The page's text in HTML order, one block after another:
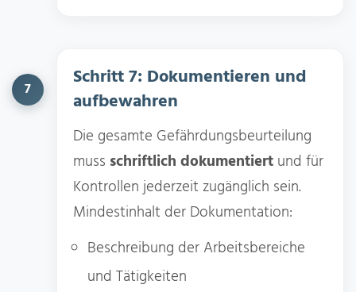
7
Schritt 7: Dokumentieren und
aufbewahren
Die gesamte Gefährdungsbeurteilung
muss schriftlich dokumentiert und für
Kontrollen jederzeit zugänglich sein.
Mindestinhalt der Dokumentation:
Beschreibung der Arbeitsbereiche
und Tätigkeiten